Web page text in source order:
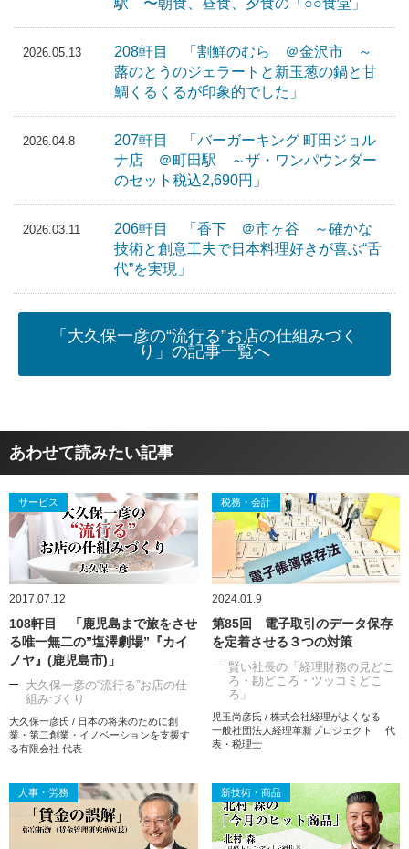
駅 〜朝食、昼食、夕食の「○○食堂」
2026.05.13
208軒目 「割鮮のむら ＠金沢市 ～
蕗のとうのジェラートと新玉葱の鍋と甘
鯛くるくるが印象的でした」
2026.04.8
207軒目 「バーガーキング 町田ジョル
ナ店 ＠町田駅 ～ザ・ワンパウンダー
のセット税込2,690円」
2026.03.11
206軒目 「香下 ＠市ヶ谷 ～確かな
技術と創意工夫で日本料理好きが喜ぶ“舌
代”を実現」
「大久保一彦の“流行る”お店の仕組みづく
り」の記事一覧へ
あわせて読みたい記事
サービス
2017.07.12
108軒目 「鹿児島まで旅をさせ
る唯一無二の”塩澤劇場”『カイ
ノヤ』(鹿児島市)」
大久保一彦の“流行る”お店の仕
組みづくり
大久保一彦氏 / 日本の将来のために創
業・第二創業・イノベーションを支援す
る有限会社 代表
税務・会計
2024.01.9
第85回 電子取引のデータ保存
を定着させる３つの対策
賢い社長の「経理財務の見どこ
ろ・勘どころ・ツッコミどこ
ろ」
児玉尚彦氏 / 株式会社経理がよくなる
一般社団法人経理革新プロジェクト 代
表・税理士
人事・労務 新技術・商品